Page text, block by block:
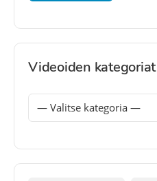
Videoiden kategoriat